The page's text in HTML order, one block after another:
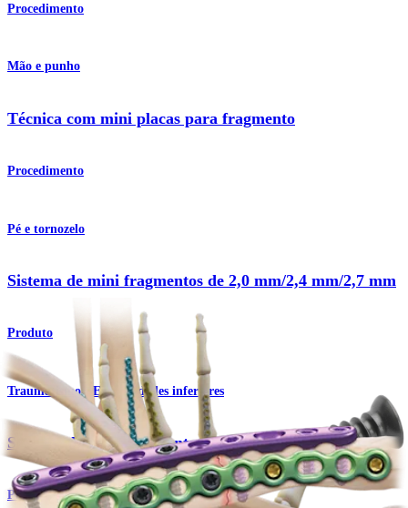
Procedimento
Mão e punho
Técnica com mini placas para fragmento
Procedimento
Pé e tornozelo
Sistema de mini fragmentos de 2,0 mm/2,4 mm/2,7 mm
Produto
Traumatismo - Extremidades inferiores
Sistema de mini fragmentos
Procedimento